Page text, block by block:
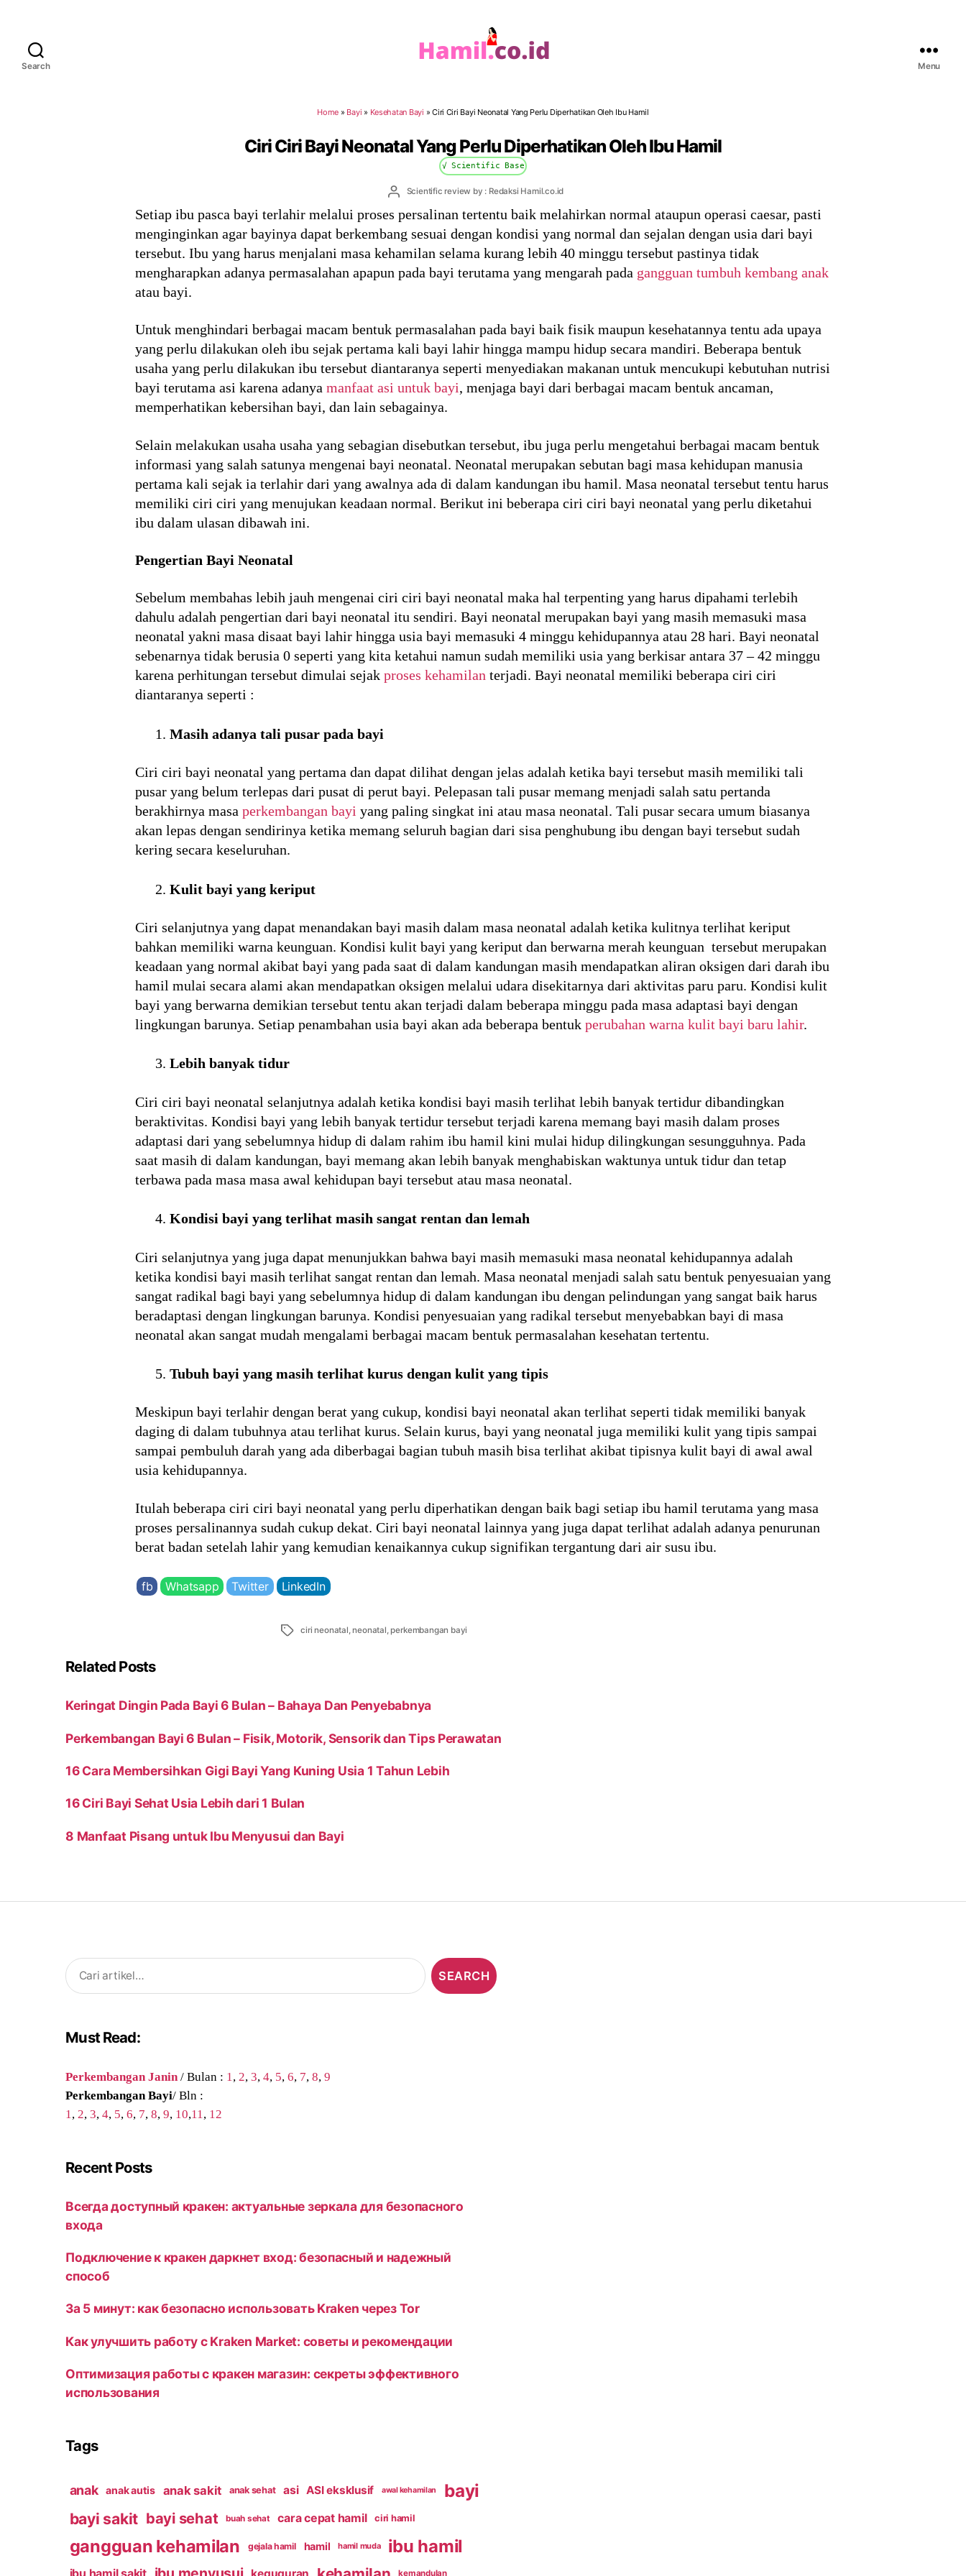
Search Menu
Home » Bayi » Kesehatan Bayi »Ciri Ciri Bayi Neonatal Yang Perlu Diperhatikan Oleh Ibu Hamil
Ciri Ciri Bayi Neonatal Yang Perlu Diperhatikan Oleh Ibu Hamil
√ Scientific Base
PostScientific review by : Redaksi Hamil.co.id
Setiap ibu pasca bayi terlahir melalui proses persalinan tertentu baik melahirkan normal ataupun operasi caesar, pasti
menginginkan agar bayinya dapat berkembang sesuai dengan kondisi yang normal dan sejalan dengan usia dari bayi
tersebut. Ibu yang harus menjalani masa kehamilan selama kurang lebih 40 minggu tersebut pastinya tidak
mengharapkan adanya permasalahan apapun pada bayi terutama yang mengarah pada gangguan tumbuh kembang anak
atau bayi.
Untuk menghindari berbagai macam bentuk permasalahan pada bayi baik fisik maupun kesehatannya tentu ada upaya
yang perlu dilakukan oleh ibu sejak pertama kali bayi lahir hingga mampu hidup secara mandiri. Beberapa bentuk
usaha yang perlu dilakukan ibu tersebut diantaranya seperti menyediakan makanan untuk mencukupi kebutuhan nutrisi
bayi terutama asi karena adanya manfaat asi untuk bayi, menjaga bayi dari berbagai macam bentuk ancaman,
memperhatikan kebersihan bayi, dan lain sebagainya.
Selain melakukan usaha usaha yang sebagian disebutkan tersebut, ibu juga perlu mengetahui berbagai macam bentuk
informasi yang salah satunya mengenai bayi neonatal. Neonatal merupakan sebutan bagi masa kehidupan manusia
pertama kali sejak ia terlahir dari yang awalnya ada di dalam kandungan ibu hamil. Masa neonatal tersebut tentu harus
memiliki ciri ciri yang menujukan keadaan normal. Berikut ini beberapa ciri ciri bayi neonatal yang perlu diketahui
ibu dalam ulasan dibawah ini.
Pengertian Bayi Neonatal
Sebelum membahas lebih jauh mengenai ciri ciri bayi neonatal maka hal terpenting yang harus dipahami terlebih
dahulu adalah pengertian dari bayi neonatal itu sendiri. Bayi neonatal merupakan bayi yang masih memasuki masa
neonatal yakni masa disaat bayi lahir hingga usia bayi memasuki 4 minggu kehidupannya atau 28 hari. Bayi neonatal
sebenarnya tidak berusia 0 seperti yang kita ketahui namun sudah memiliki usia yang berkisar antara 37 – 42 minggu
karena perhitungan tersebut dimulai sejak proses kehamilan terjadi. Bayi neonatal memiliki beberapa ciri ciri
diantaranya seperti :
Masih adanya tali pusar pada bayi
Ciri ciri bayi neonatal yang pertama dan dapat dilihat dengan jelas adalah ketika bayi tersebut masih memiliki tali
pusar yang belum terlepas dari pusat di perut bayi. Pelepasan tali pusar memang menjadi salah satu pertanda
berakhirnya masa perkembangan bayi yang paling singkat ini atau masa neonatal. Tali pusar secara umum biasanya
akan lepas dengan sendirinya ketika memang seluruh bagian dari sisa penghubung ibu dengan bayi tersebut sudah
kering secara keseluruhan.
Kulit bayi yang keriput
Ciri selanjutnya yang dapat menandakan bayi masih dalam masa neonatal adalah ketika kulitnya terlihat keriput
bahkan memiliki warna keunguan. Kondisi kulit bayi yang keriput dan berwarna merah keunguan tersebut merupakan
keadaan yang normal akibat bayi yang pada saat di dalam kandungan masih mendapatkan aliran oksigen dari darah ibu
hamil mulai secara alami akan mendapatkan oksigen melalui udara disekitarnya dari aktivitas paru paru. Kondisi kulit
bayi yang berwarna demikian tersebut tentu akan terjadi dalam beberapa minggu pada masa adaptasi bayi dengan
lingkungan barunya. Setiap penambahan usia bayi akan ada beberapa bentuk perubahan warna kulit bayi baru lahir.
Lebih banyak tidur
Ciri ciri bayi neonatal selanjutnya adalah ketika kondisi bayi masih terlihat lebih banyak tertidur dibandingkan
beraktivitas. Kondisi bayi yang lebih banyak tertidur tersebut terjadi karena memang bayi masih dalam proses
adaptasi dari yang sebelumnya hidup di dalam rahim ibu hamil kini mulai hidup dilingkungan sesungguhnya. Pada
saat masih di dalam kandungan, bayi memang akan lebih banyak menghabiskan waktunya untuk tidur dan tetap
terbawa pada masa masa awal kehidupan bayi tersebut atau masa neonatal.
Kondisi bayi yang terlihat masih sangat rentan dan lemah
Ciri selanjutnya yang juga dapat menunjukkan bahwa bayi masih memasuki masa neonatal kehidupannya adalah
ketika kondisi bayi masih terlihat sangat rentan dan lemah. Masa neonatal menjadi salah satu bentuk penyesuaian yang
sangat radikal bagi bayi yang sebelumnya hidup di dalam kandungan ibu dengan pelindungan yang sangat baik harus
beradaptasi dengan lingkungan barunya. Kondisi penyesuaian yang radikal tersebut menyebabkan bayi di masa
neonatal akan sangat mudah mengalami berbagai macam bentuk permasalahan kesehatan tertentu.
Tubuh bayi yang masih terlihat kurus dengan kulit yang tipis
Meskipun bayi terlahir dengan berat yang cukup, kondisi bayi neonatal akan terlihat seperti tidak memiliki banyak
daging di dalam tubuhnya atau terlihat kurus. Selain kurus, bayi yang neonatal juga memiliki kulit yang tipis sampai
sampai pembuluh darah yang ada diberbagai bagian tubuh masih bisa terlihat akibat tipisnya kulit bayi di awal awal
usia kehidupannya.
Itulah beberapa ciri ciri bayi neonatal yang perlu diperhatikan dengan baik bagi setiap ibu hamil terutama yang masa
proses persalinannya sudah cukup dekat. Ciri bayi neonatal lainnya yang juga dapat terlihat adalah adanya penurunan
berat badan setelah lahir yang kemudian kenaikannya cukup signifikan tergantung dari air susu ibu.
fb Whatsapp Twitter LinkedIn
Tags ciri neonatal,neonatal,perkembangan bayi
Related Posts
Keringat Dingin Pada Bayi 6 Bulan – Bahaya Dan Penyebabnya
Perkembangan Bayi 6 Bulan – Fisik, Motorik, Sensorik dan Tips Perawatan
16 Cara Membersihkan Gigi Bayi Yang Kuning Usia 1 Tahun Lebih
16 Ciri Bayi Sehat Usia Lebih dari 1 Bulan
8 Manfaat Pisang untuk Ibu Menyusui dan Bayi
Search
for:
Must Read:
Perkembangan Janin/ Bulan : 1,2,3,4, 5,6, 7,8,9
Perkembangan Bayi/ Bln :
1,2,3,4, 5,6, 7,8,9, 10,11, 12
Recent Posts
Всегда доступный кракен: актуальные зеркала для безопасного
входа
Подключение к кракен даркнет вход: безопасный и надежный
способ
За 5 минут: как безопасно использовать Kraken через Tor
Как улучшить работу с Kraken Market: советы и рекомендации
Оптимизация работы с кракен магазин: секреты эффективного
использования
Tags
anak anak autis anak sakit anak sehat asi ASI eksklusif awal kehamilan bayi
bayi sakit bayi sehat buah sehat cara cepat hamil ciri hamil
gangguan kehamilan gejala hamil hamil hamil muda ibu hamil
ibu hamil sakit keguguran kemandulan